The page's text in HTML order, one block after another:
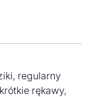
regularny
rękawy,